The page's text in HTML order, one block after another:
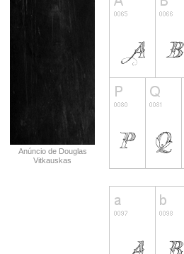
Anúncio de Douglas
Vitkauskas